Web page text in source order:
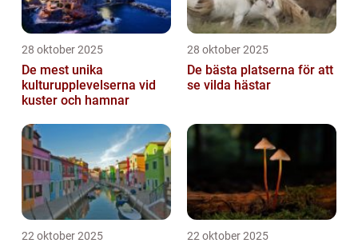
28 oktober 2025
De mest unika
kulturupplevelserna vid
kuster och hamnar
28 oktober 2025
De bästa platserna för att
se vilda hästar
22 oktober 2025 22 oktober 2025